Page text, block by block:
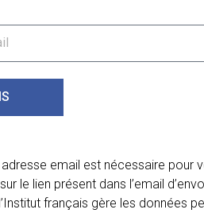
email est nécessaire pour
le lien présent dans l’email
français gère les données